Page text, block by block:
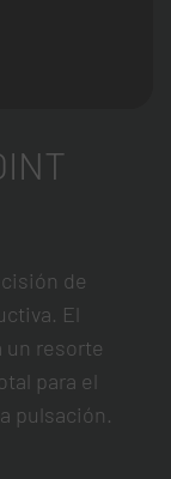
de
El
un resorte
para el
pulsación.